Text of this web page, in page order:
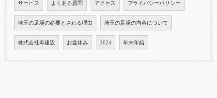
サービス よくある質問 アクセス プライバシーポリシー
埼玉の足場の必要とされる理由 埼玉の足場の内容について
株式会社寿建設 お盆休み 2024 年末年始